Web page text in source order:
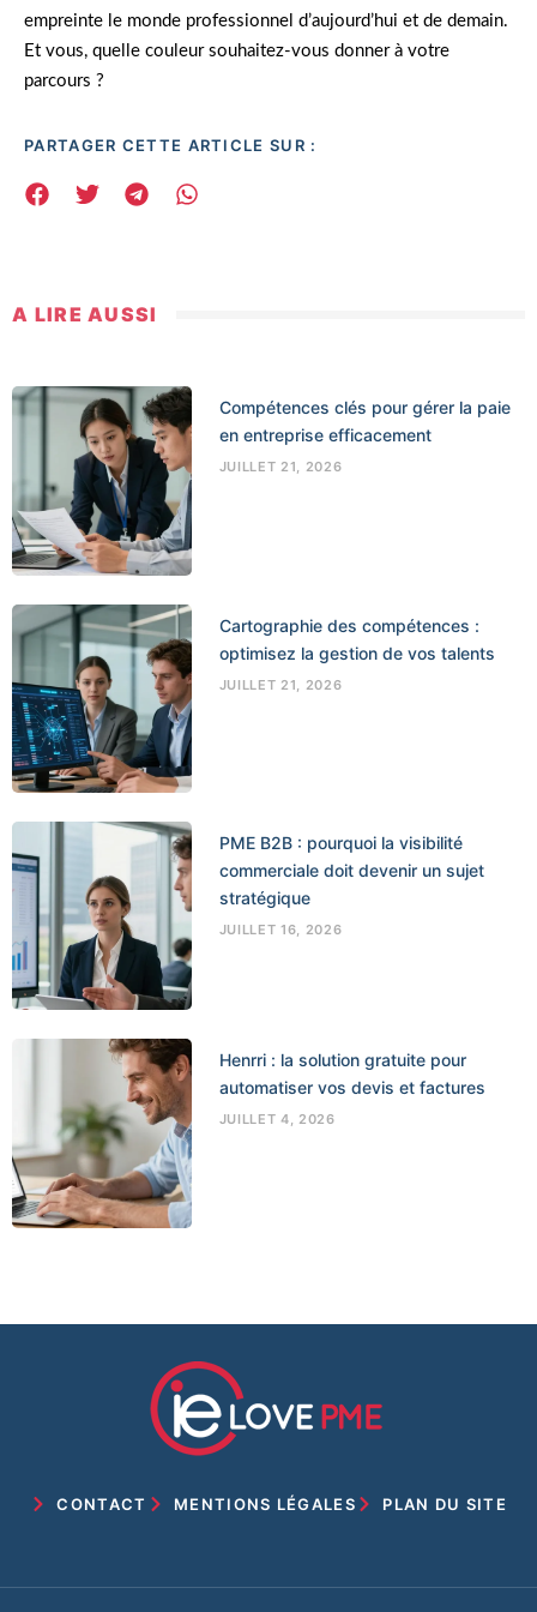
empreinte le monde professionnel d’aujourd’hui et de demain.
Et vous, quelle couleur souhaitez-vous donner à votre
parcours ?
PARTAGER CETTE ARTICLE SUR :
A LIRE AUSSI
Compétences clés pour gérer la paie
en entreprise efficacement
JUILLET 21, 2026
Cartographie des compétences :
optimisez la gestion de vos talents
JUILLET 21, 2026
PME B2B : pourquoi la visibilité
commerciale doit devenir un sujet
stratégique
JUILLET 16, 2026
Henrri : la solution gratuite pour
automatiser vos devis et factures
JUILLET 4, 2026
CONTACT MENTIONS LÉGALES PLAN DU SITE